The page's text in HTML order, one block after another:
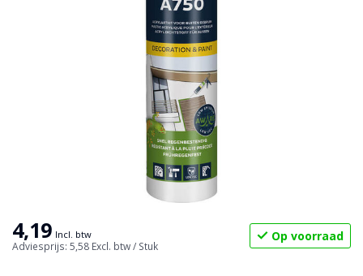
4,19 Incl. btw
Adviesprijs: 5,58 Excl. btw/ Stuk
Op voorraad